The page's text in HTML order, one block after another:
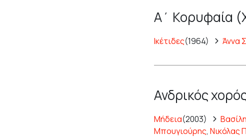
Α΄ Κορυφαία
Ικέτιδες(1964) Άννα
Ανδρικός
Μήδεια(2003)
Μπουγιούρης, Νικόλας